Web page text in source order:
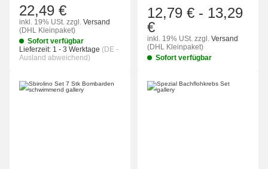
22,49 €
inkl. 19% USt. zzgl. Versand
(DHL Kleinpaket)
Sofort verfügbar
Lieferzeit: 1 - 3 Werktage (DE -
Ausland abweichend)
12,79 € - 13,29
€
inkl. 19% USt. zzgl. Versand
(DHL Kleinpaket)
Sofort verfügbar